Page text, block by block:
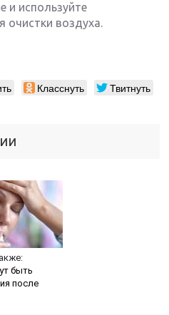
и используйте
очистки воздуха.
Класснуть Твитнуть
быть
после